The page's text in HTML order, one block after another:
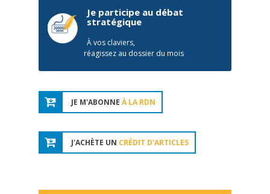
Je participe au débat
stratégique
À vos claviers,
réagissez au dossier du mois
JE M'ABONNE À LA RDN
J'ACHÈTE UN CRÉDIT D'ARTICLES